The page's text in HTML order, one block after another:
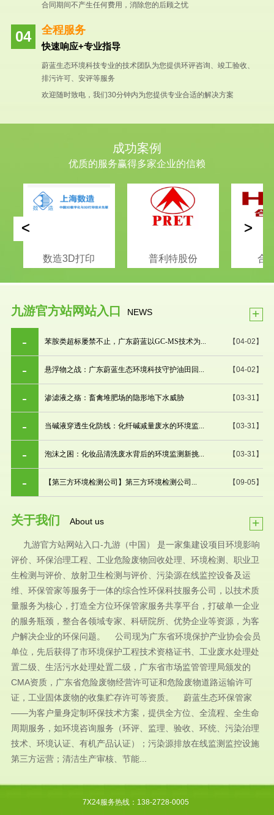
合同期间不产生任何费用，消除您的后顾之忧
全程服务
快速响应+专业指导
蔚蓝生态环境科技专业的技术团队为您提供环评咨询、竣工验收、
排污许可、安评等服务
欢迎随时致电，我们30分钟内为您提供专业合适的解决方案
成功案例
优质的服务赢得多家企业的信赖
数造3D打印 普利特股份 合
< >
九游官方站网站入口 NEWS +
【04-02】
苯胺类超标屡禁不止，广东蔚蓝以GC-MS技术为...
【04-02】
悬浮物之战：广东蔚蓝生态环境科技守护油田回...
【03-31】
渗滤液之殇：畜禽堆肥场的隐形地下水威胁
【03-31】
当碱液穿透生化防线：化纤碱减量废水的环境监...
【03-31】
泡沫之困：化妆品清洗废水背后的环境监测新挑...
【09-05】
【第三方环境检测公司】第三方环境检测公司...
关于我们 About us +
九游官方站网站入口-九游（中国） 是一家集建设项目环境影响
评价、环保治理工程、工业危险废物回收处理、环境检测、职业卫
生检测与评价、放射卫生检测与评价、污染源在线监控设备及运
维、环保管家等服务于一体的综合性环保科技服务公司，以技术质
量服务为核心，打造全方位环保管家服务共享平台，打破单一企业
的服务瓶颈，整合各领域专家、科研院所、优势企业等资源，为客
户解决企业的环保问题。 公司现为广东省环境保护产业协会会员
单位，先后获得了市环境保护工程技术资格证书、工业废水处理处
置二级、生活污水处理处置二级，广东省市场监管管理局颁发的
CMA资质，广东省危险废物经营许可证和危险废物道路运输许可
证，工业固体废物的收集贮存许可等资质。 蔚蓝生态环保管家
——为客户量身定制环保技术方案，提供全方位、全流程、全生命
周期服务，如环境咨询服务（环评、监理、验收、环统、污染治理
技术、环境认证、有机产品认证）；污染源排放在线监测监控设施
第三方运营；清洁生产审核、节能...
7X24服务热线：138-2728-0005